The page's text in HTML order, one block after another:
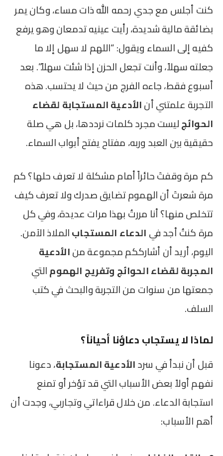
كنت أجلس مع جدي رحمه الله ذات مساء، وكان يمر
بضائقة مالية شديدة، رأيت عينيه تدمعان وهو يرفع
كفيه إلى السماء ويقول: “اللهم لا سهل إلا ما
جعلته سهلاً، وأنت تجعل الحزن إذا شئت سهلاً”. بعد
أسبوع فقط، جاءه الفرج من حيث لا يحتسب. هذه
التجربة علمتني أنالأدعية المستجابة لقضاء
الحوائجليست مجرد كلمات نرددها، بل هي صلة
حقيقية بين العبد وربه، مفتاح يفتح أبواب السماء.
كم مرة وقفتَ حائراً أمام مشكلة لا تعرف حلها؟ كم
مرة شعرتَ أن الهموم تضايق صدرك ولا تعرف كيف
تتخلص منها؟ أنا مررتُ بهذا مرات عديدة، وفي كل
مرة كنتُ أجد فيالدعاء المستجابالملاذ الآمن.
اليوم، أريد أن أشارككم مجموعة منالأدعية
المجربة لقضاء الحوائج وتفريج الهمومالتي
جمعتها من سنوات من التجربة والبحث في كتب
السلف.
لماذا لا يستجاب دعاؤنا أحياناً؟
قبل أن نبدأ في سردالأدعية المستجابة، دعونا
نفهم أولاً بعض الأسباب التي قد تؤخر أو تمنع
استجابة الدعاء. من خلال قراءاتي وتجاربي، وجدت أن
أهم الأسباب: